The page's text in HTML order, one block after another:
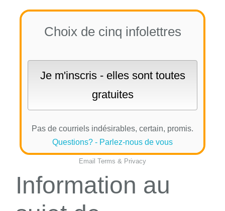
Choix de cinq infolettres
Pas de courriels indésirables, certain, promis.
Questions? - Parlez-nous de vous
Email Terms & Privacy
Information au